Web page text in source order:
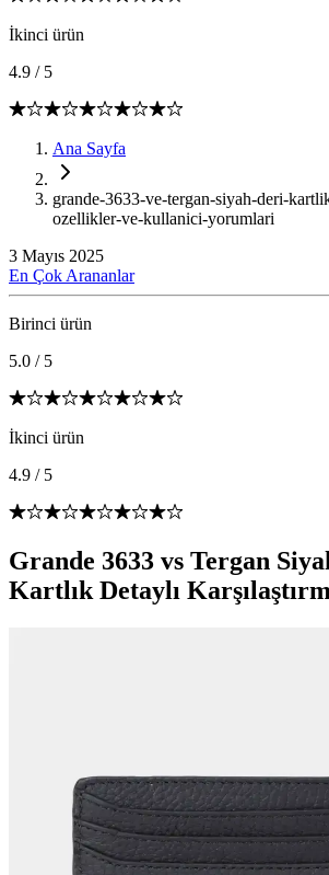
İkinci ürün
4.9 / 5
Ana Sayfa
grande-3633-ve-tergan-siyah-deri-
ozellikler-ve-kullanici-yorumlari
3 Mayıs 2025
En Çok Arananlar
Birinci ürün
5.0 / 5
İkinci ürün
4.9 / 5
Grande 3633 vs Tergan
Kartlık Detaylı